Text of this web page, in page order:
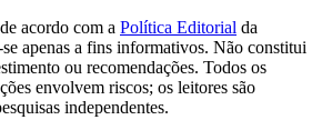
acordo com a Política Editorial da
apenas a fins informativos. Não constitui
ou recomendações. Todos os
envolvem riscos; os leitores são
independentes.